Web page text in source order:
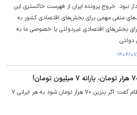
نبود. خروج پرونده ایران از فهرست خاکستری این
منفی مهمی برای بخش‌های اقتصادی کشور به
بخش‌های اقتصادی غیردولتی یا خصوصی ما به
دولتی.
عضو مجمع تشخیص مصلحت نظام گفت: اگر بنزین ۷۰ هزار تومان شود به هر ایرانی ۷